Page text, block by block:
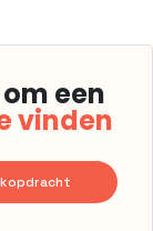
een
vinden